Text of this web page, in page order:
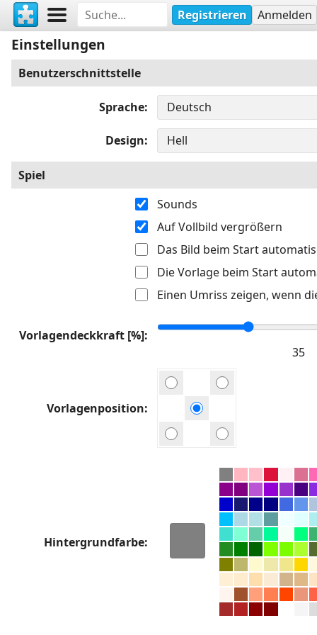
Registrieren Anmelden
Einstellungen
Benutzerschnittstelle
Sprache
Design
Spiel
Sounds
Auf Vollbild vergrößern
Das Bild beim Start
Die Vorlage beim Start
Einen Umriss zeigen, wenn
Vorlagendeckkraft [%]
Vorlagenposition
Hintergrundfarbe